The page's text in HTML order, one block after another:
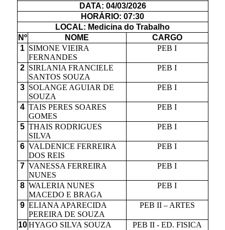
DATA: 04/03/2026
HORÁRIO: 07:30
LOCAL: Medicina do Trabalho
Nº
NOME
CARGO
1 SIMONE VIEIRA
FERNANDES
PEB I
2 SIRLANIA FRANCIELE
SANTOS SOUZA
PEB I
3 SOLANGE AGUIAR DE
SOUZA
PEB I
4 TAIS PERES SOARES
GOMES
PEB I
5 THAIS RODRIGUES
SILVA
PEB I
6 VALDENICE FERREIRA
DOS REIS
PEB I
7 VANESSA FERREIRA
NUNES
PEB I
8 WALERIA NUNES
MACEDO E BRAGA
PEB I
9 ELIANA APARECIDA
PEREIRA DE SOUZA
PEB II – ARTES
10 HYAGO SILVA SOUZA
PEB II - ED. FISICA